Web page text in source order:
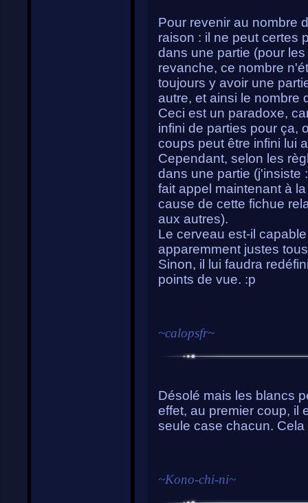
Pour revenir au nombre
raison : il ne peut certes
dans une partie (pour
revanche, ce nombre
toujours y avoir une
autre, et ainsi le nombre
Ceci est un paradoxe,
infini de parties pour ça,
coups peut être infini lui
Cependant, selon les
dans une partie (j'insiste
fait appel maintenant à
cause de cette fichue
aux autres).
Le cerveau est-il
apparemment justes
Sinon, il lui faudra
points de vue. :p
~calopsfr~
Désolé mais les blancs
effet, au premier coup, il
seule case chacun.
~Kono-chi-ni~